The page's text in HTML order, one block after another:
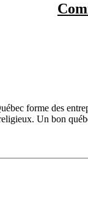
forme des
Un bon